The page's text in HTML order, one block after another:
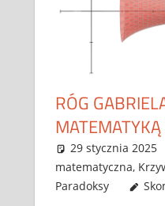
RÓG
29 stycznia 2025
matematyczna,
Paradoksy